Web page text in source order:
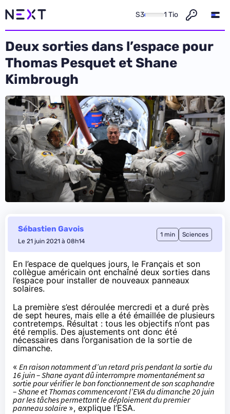
S3 1 Tio
Deux sorties dans l’espace pour
Thomas Pesquet et Shane
Kimbrough
Sébastien Gavois
Le 21 juin 2021 à 08h14
1 min Sciences
En l’espace de quelques jours, le Français et son
collègue américain ont enchaîné deux sorties dans
l’espace pour installer de nouveaux panneaux
solaires.
La première s’est déroulée mercredi et a duré près
de sept heures, mais elle a été émaillée de plusieurs
contretemps. Résultat : tous les objectifs n’ont pas
été remplis. Des ajustements ont donc été
nécessaires dans l’organisation de la sortie de
dimanche.
« En raison notamment d’un retard pris pendant la sortie du
16 juin – Shane ayant dû interrompre momentanément sa
sortie pour vérifier le bon fonctionnement de son scaphandre
– Shane et Thomas commenceront l’EVA du dimanche 20 juin
par les tâches permettant le déploiement du premier
panneau solaire », explique l’ESA.